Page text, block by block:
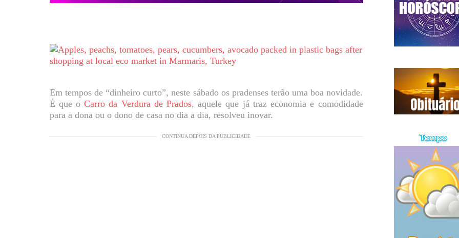
Em tempos de “dinheiro curto”, neste sábado os pradenses terão uma boa novidade.
É que oCarro da Verdura de Prados, aquele que já traz economia e comodidade
para a dona ou o dono de casa no dia a dia, resolveu inovar.
CONTINUA DEPOIS DA PUBLICIDADE